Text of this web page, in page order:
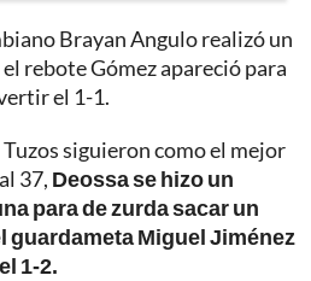
Brayan Angulo realizó un
rebote Gómez apareció para
el 1-1.
siguieron como el mejor
37, Deossa se hizo un
para de zurda sacar un
guardameta Miguel Jiménez
1-2.